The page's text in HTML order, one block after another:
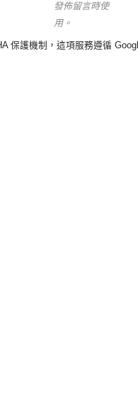
發佈留言時使
用。
保護機制，這項服務遵循